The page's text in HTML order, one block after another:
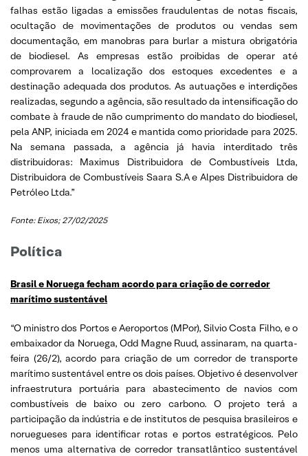
falhas estão ligadas a emissões fraudulentas de notas fiscais,
ocultação de movimentações de produtos ou vendas sem
documentação, em manobras para burlar a mistura obrigatória
de biodiesel. As empresas estão proibidas de operar até
comprovarem a localização dos estoques excedentes e a
destinação adequada dos produtos. As autuações e interdições
realizadas, segundo a agência, são resultado da intensificação do
combate à fraude de não cumprimento do mandato do biodiesel,
pela ANP, iniciada em 2024 e mantida como prioridade para 2025.
Na semana passada, a agência já havia interditado três
distribuidoras: Maximus Distribuidora de Combustíveis Ltda,
Distribuidora de Combustíveis Saara S.A e Alpes Distribuidora de
Petróleo Ltda.”
Fonte: Eixos; 27/02/2025
Política
Brasil e Noruega fecham acordo para criação de corredor
marítimo sustentável
“O ministro dos Portos e Aeroportos (MPor), Silvio Costa Filho, e o
embaixador da Noruega, Odd Magne Ruud, assinaram, na quarta-
feira (26/2), acordo para criação de um corredor de transporte
marítimo sustentável entre os dois países. Objetivo é desenvolver
infraestrutura portuária para abastecimento de navios com
combustíveis de baixo ou zero carbono. O projeto terá a
participação da indústria e de institutos de pesquisa brasileiros e
noruegueses para identificar rotas e portos estratégicos. Pelo
menos uma alternativa de corredor transatlântico sustentável